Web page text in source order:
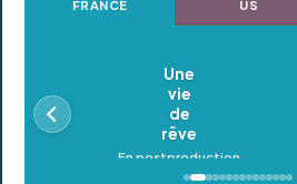
FRANCE US
Oldeupe
En postproduction